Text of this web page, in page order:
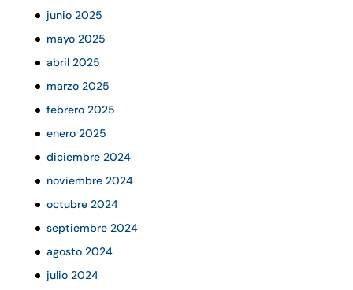
junio 2025
mayo 2025
abril 2025
marzo 2025
febrero 2025
enero 2025
diciembre 2024
noviembre 2024
octubre 2024
septiembre 2024
agosto 2024
julio 2024